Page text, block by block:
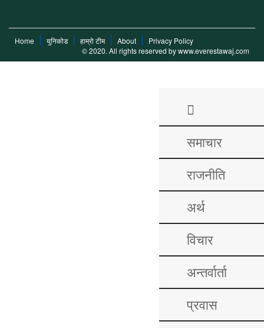
Home युनिकोड हाम्रो टीम About
Privacy Policy
© 2020. All rights reserved by www.everestawaj.com
समाचार
राजनीति
अर्थ
विचार
अन्तर्वार्ता
प्रवास